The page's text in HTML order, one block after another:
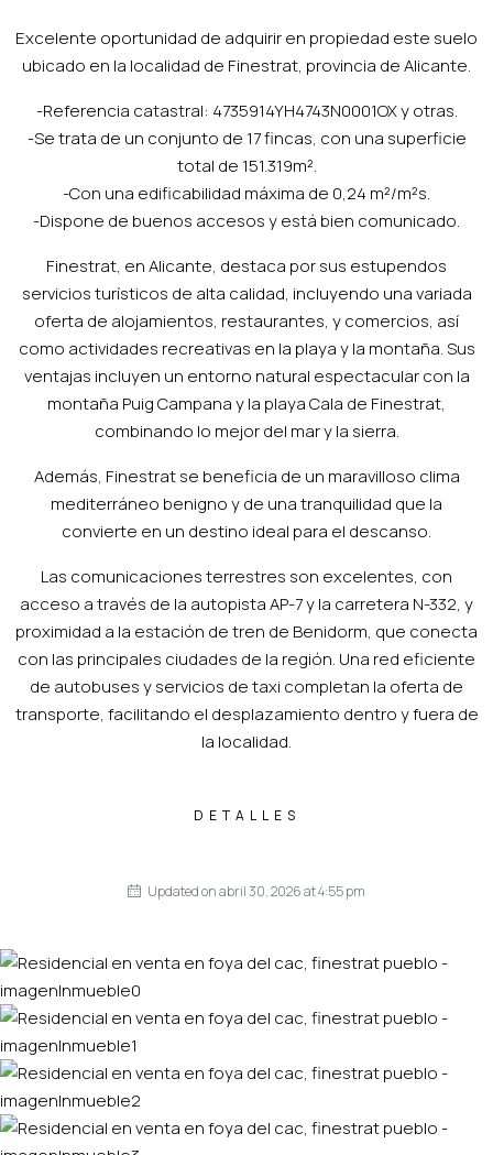
Excelente oportunidad de adquirir en propiedad este suelo
ubicado en la localidad de Finestrat, provincia de Alicante.
-Referencia catastral: 4735914YH4743N0001OX y otras.
-Se trata de un conjunto de 17 fincas, con una superficie
total de 151.319m².
-Con una edificabilidad máxima de 0,24 m²/m²s.
-Dispone de buenos accesos y está bien comunicado.
Finestrat, en Alicante, destaca por sus estupendos
servicios turísticos de alta calidad, incluyendo una variada
oferta de alojamientos, restaurantes, y comercios, así
como actividades recreativas en la playa y la montaña. Sus
ventajas incluyen un entorno natural espectacular con la
montaña Puig Campana y la playa Cala de Finestrat,
combinando lo mejor del mar y la sierra.
Además, Finestrat se beneficia de un maravilloso clima
mediterráneo benigno y de una tranquilidad que la
convierte en un destino ideal para el descanso.
Las comunicaciones terrestres son excelentes, con
acceso a través de la autopista AP-7 y la carretera N-332, y
proximidad a la estación de tren de Benidorm, que conecta
con las principales ciudades de la región. Una red eficiente
de autobuses y servicios de taxi completan la oferta de
transporte, facilitando el desplazamiento dentro y fuera de
la localidad.
DETALLES
Updated on abril 30, 2026 at 4:55 pm